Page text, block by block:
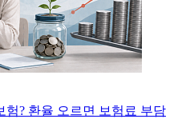
험? 환율 오르면 보험료 부담